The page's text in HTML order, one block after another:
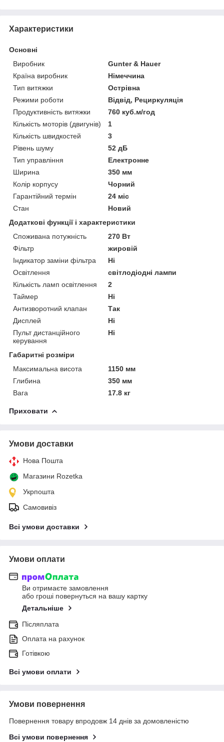
Характеристики
Основні
Виробник
Gunter & Hauer
Країна виробник
Німеччина
Тип витяжки
Острівна
Режими роботи
Відвід, Рециркуляція
Продуктивність витяжки
760 куб.м/год
Кількість моторів (двигунів)
1
Кількість швидкостей
3
Рівень шуму
52 дБ
Тип управління
Електронне
Ширина
350 мм
Колір корпусу
Чорний
Гарантійний термін
24 міс
Стан
Новий
Додаткові функції і характеристики
Споживана потужність
270 Вт
Фільтр
жировій
Індикатор заміни фільтра
Ні
Освітлення
світлодіодні лампи
Кількість ламп освітлення
2
Таймер
Ні
Антизворотний клапан
Так
Дисплей
Ні
Пульт дистанційного
керування
Ні
Габаритні розміри
Максимальна висота
1150 мм
Глибина
350 мм
Вага
17.8 кг
Приховати
Умови доставки
Нова Пошта
Магазини Rozetka
Укрпошта
Самовивіз
Всі умови доставки
Умови оплати
Ви отримаєте замовлення
або гроші повернуться на вашу картку
Детальніше
Післяплата
Оплата на рахунок
Готівкою
Всі умови оплати
Умови повернення
Повернення товару впродовж 14 днів за домовленістю
Всі умови повернення